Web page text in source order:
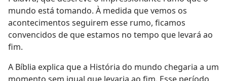
mundo está tomando. À medida que vemos os
acontecimentos seguirem esse rumo, ficamos
convencidos de que estamos no tempo que levará ao
fim.
A Bíblia explica que a História do mundo chegaria a um